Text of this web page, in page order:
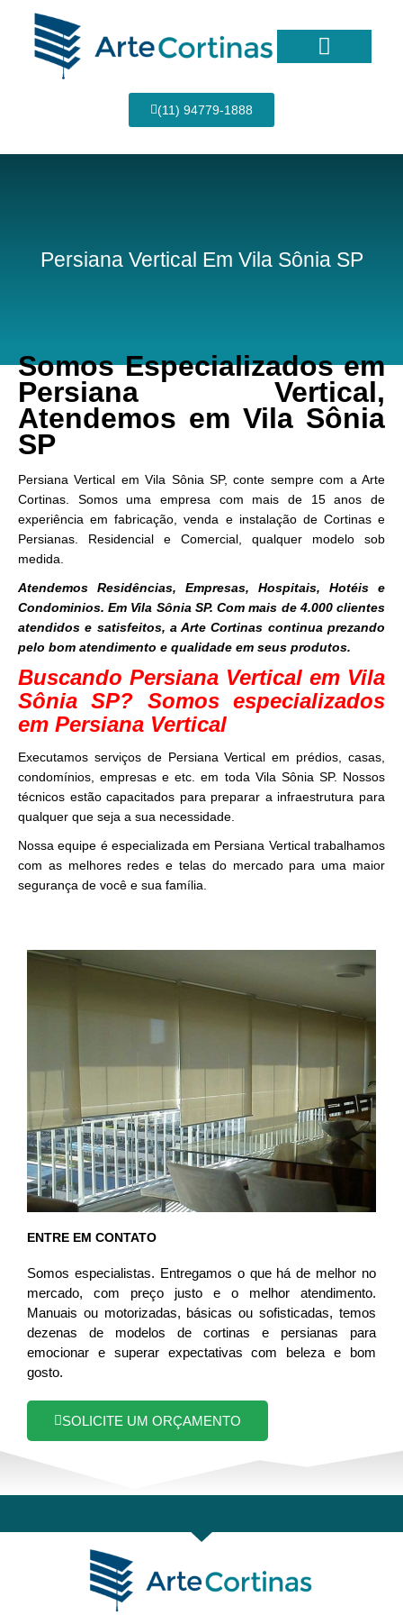
conteúdo
(11) 94779-1888
Persiana Vertical Em Vila Sônia SP
Somos Especializados em
Persiana Vertical,
Atendemos em Vila Sônia
SP
Persiana Vertical em Vila Sônia SP, conte sempre com a Arte
Cortinas. Somos uma empresa com mais de 15 anos de
experiência em fabricação, venda e instalação de Cortinas e
Persianas. Residencial e Comercial, qualquer modelo sob
medida.
Atendemos Residências, Empresas, Hospitais, Hotéis e
Condominios. Em Vila Sônia SP. Com mais de 4.000 clientes
atendidos e satisfeitos, a Arte Cortinas continua prezando
pelo bom atendimento e qualidade em seus produtos.
Buscando Persiana Vertical em Vila
Sônia SP? Somos especializados
em Persiana Vertical
Executamos serviços de Persiana Vertical em prédios, casas,
condomínios, empresas e etc. em toda Vila Sônia SP. Nossos
técnicos estão capacitados para preparar a infraestrutura para
qualquer que seja a sua necessidade.
Nossa equipe é especializada em Persiana Vertical trabalhamos
com as melhores redes e telas do mercado para uma maior
segurança de você e sua família.
ENTRE EM CONTATO
Somos especialistas. Entregamos o que há de melhor no
mercado, com preço justo e o melhor atendimento.
Manuais ou motorizadas, básicas ou sofisticadas, temos
dezenas de modelos de cortinas e persianas para
emocionar e superar expectativas com beleza e bom
gosto.
SOLICITE UM ORÇAMENTO